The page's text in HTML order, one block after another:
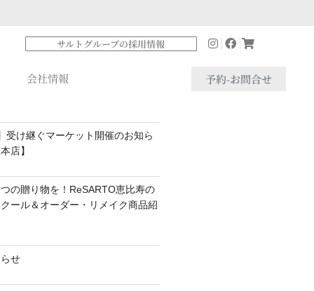
サルトグループの採用情報
会社情報 予約-お問合せ
受け継ぐマーケット開催のお知ら
店】
の贈り物を！ReSARTO恵比寿の
ール＆オーダー・リメイク商品紹
せ